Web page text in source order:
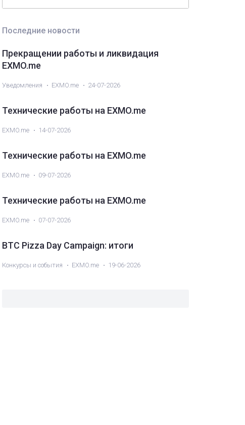
Последние новости
Прекращении работы и ликвидация
EXMO.me
Уведомления EXMO.me 24-07-2026
Технические работы на EXMO.me
EXMO.me 14-07-2026
Технические работы на EXMO.me
EXMO.me 09-07-2026
Технические работы на EXMO.me
EXMO.me 07-07-2026
BTC Pizza Day Campaign: итоги
Конкурсы и события EXMO.me 19-06-2026